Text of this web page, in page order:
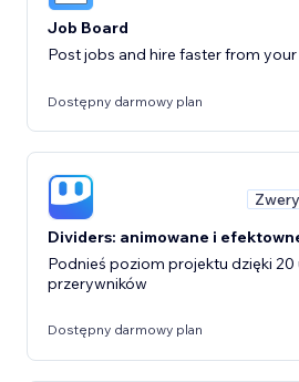
Job Board
Post jobs and hire faster from your
Dostępny darmowy plan
Dividers: animowane i
Podnieś poziom projektu dzięki
przerywników
Dostępny darmowy plan